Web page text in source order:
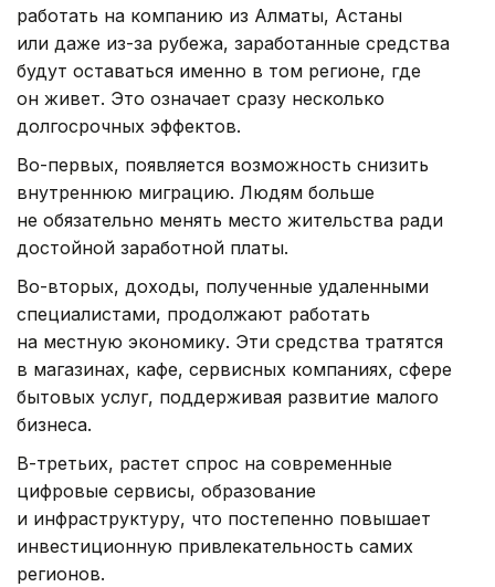
работать на компанию из Алматы, Астаны
или даже из-за рубежа, заработанные средства
будут оставаться именно в том регионе, где
он живет. Это означает сразу несколько
долгосрочных эффектов.
Во-первых, появляется возможность снизить
внутреннюю миграцию. Людям больше
не обязательно менять место жительства ради
достойной заработной платы.
Во-вторых, доходы, полученные удаленными
специалистами, продолжают работать
на местную экономику. Эти средства тратятся
в магазинах, кафе, сервисных компаниях, сфере
бытовых услуг, поддерживая развитие малого
бизнеса.
В-третьих, растет спрос на современные
цифровые сервисы, образование
и инфраструктуру, что постепенно повышает
инвестиционную привлекательность самих
регионов.